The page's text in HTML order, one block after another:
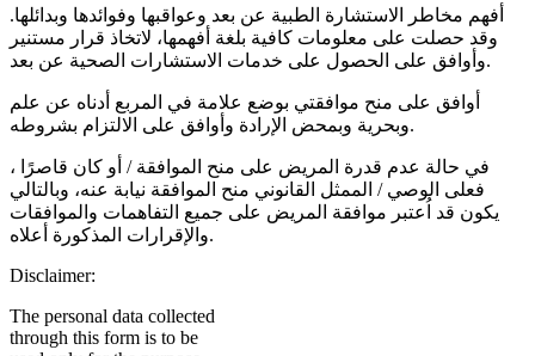
أفهم مخاطر الاستشارة الطبية عن بعد وعواقبها وفوائدها وبدائلها.
وقد حصلت على معلومات كافية بلغة أفهمها، لاتخاذ قرار مستنير
وأوافق على الحصول على خدمات الاستشارات الصحية عن بعد.
أوافق على منح موافقتي بوضع علامة في المربع أدناه عن علم
وبحرية وبمحض الإرادة وأوافق على الالتزام بشروطه.
في حالة عدم قدرة المريض على منح الموافقة / أو كان قاصرًا ،
فعلى الوصي / الممثل القانوني منح الموافقة نيابة عنه، وبالتالي
يكون قد اُعتبر موافقة المريض على جميع التفاهمات والموافقات
والإقرارات المذكورة أعلاه.
Disclaimer:
The personal data collected
through this form is to be